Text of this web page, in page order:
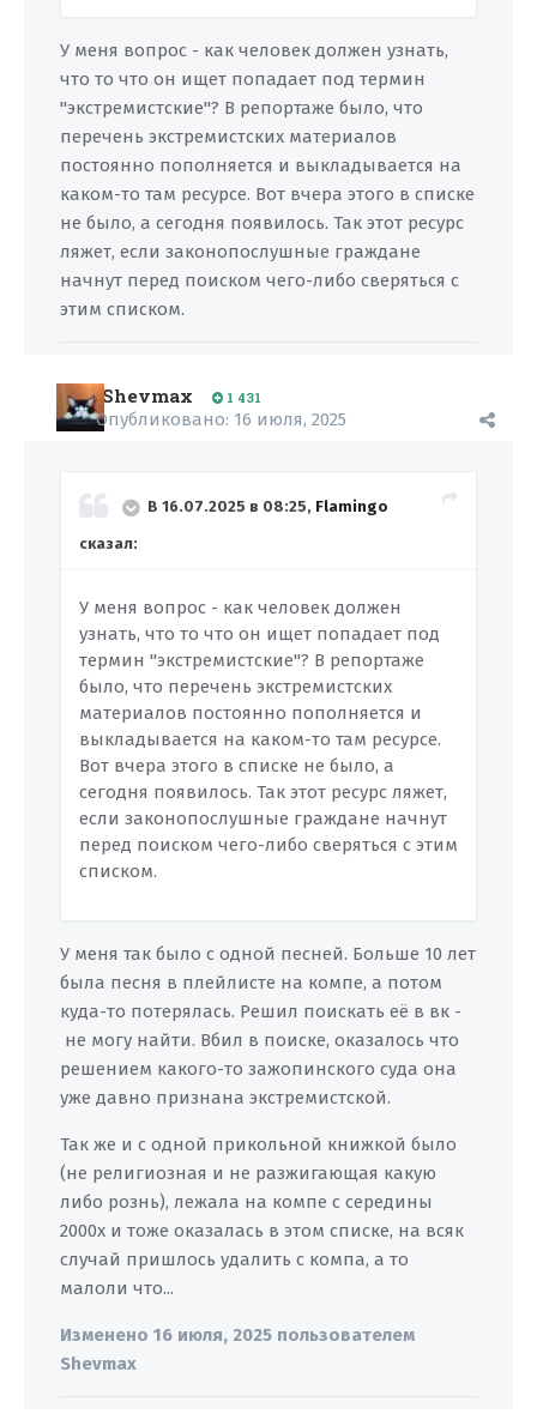
У меня вопрос - как человек должен узнать,
что то что он ищет попадает под термин
"экстремистские"? В репортаже было, что
перечень экстремистских материалов
постоянно пополняется и выкладывается на
каком-то там ресурсе. Вот вчера этого в списке
не было, а сегодня появилось. Так этот ресурс
ляжет, если законопослушные граждане
начнут перед поиском чего-либо сверяться с
этим списком.
Shevmax 1 431
Опубликовано: 16 июля, 2025
В 16.07.2025 в 08:25, Flamingo
сказал:
У меня вопрос - как человек должен
узнать, что то что он ищет попадает под
термин "экстремистские"? В репортаже
было, что перечень экстремистских
материалов постоянно пополняется и
выкладывается на каком-то там ресурсе.
Вот вчера этого в списке не было, а
сегодня появилось. Так этот ресурс ляжет,
если законопослушные граждане начнут
перед поиском чего-либо сверяться с этим
списком.
У меня так было с одной песней. Больше 10 лет
была песня в плейлисте на компе, а потом
куда-то потерялась. Решил поискать её в вк -
не могу найти. Вбил в поиске, оказалось что
решением какого-то зажопинского суда она
уже давно признана экстремистской.
Так же и с одной прикольной книжкой было
(не религиозная и не разжигающая какую
либо рознь), лежала на компе с середины
2000х и тоже оказалась в этом списке, на всяк
случай пришлось удалить с компа, а то
малоли что...
Изменено 16 июля, 2025 пользователем
Shevmax